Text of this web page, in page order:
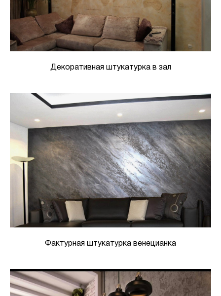
Декоративная штукатурка в зал
Фактурная штукатурка венецианка